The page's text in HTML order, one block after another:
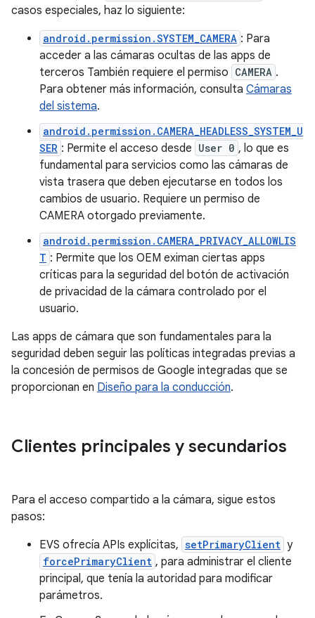
casos especiales, haz lo siguiente:
android.permission.SYSTEM_CAMERA : Para
acceder a las cámaras ocultas de las apps de
terceros También requiere el permiso CAMERA .
Para obtener más información, consulta Cámaras
del sistema.
android.permission.CAMERA_HEADLESS_SYSTEM_U
SER : Permite el acceso desde User 0 , lo que es
fundamental para servicios como las cámaras de
vista trasera que deben ejecutarse en todos los
cambios de usuario. Requiere un permiso de
CAMERA otorgado previamente.
android.permission.CAMERA_PRIVACY_ALLOWLIS
T : Permite que los OEM eximan ciertas apps
críticas para la seguridad del botón de activación
de privacidad de la cámara controlado por el
usuario.
Las apps de cámara que son fundamentales para la
seguridad deben seguir las políticas integradas previas a
la concesión de permisos de Google integradas que se
proporcionan en Diseño para la conducción.
Clientes principales y secundarios
Para el acceso compartido a la cámara, sigue estos
pasos:
EVS ofrecía APIs explícitas, setPrimaryClient y
forcePrimaryClient , para administrar el cliente
principal, que tenía la autoridad para modificar
parámetros.